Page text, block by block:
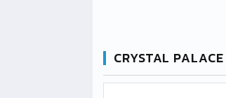
CRYSTAL